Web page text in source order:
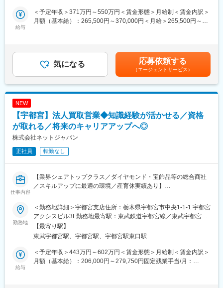
営の計画化や業務分担の見直しで抑制を図ります。研修や外部研
修費用の全額負担があり、管理職として学び直せます。
創業60年超の安定基盤を持ち、自動車電装分野で地域の車社会を
支えています。電装品の診断・修理・取付に加え、EV充電器や電
子化車両への対応も進めています。この会社ならではの魅力は、
現場技術と事業戦略の両方をマネジメントできることです。安定
活をより豊かにするトータルサポートを行うポジションです。
・未経験の方も歓迎！充実した研修制度あり
【選考会の概要】
・形式： Web開催（事前に企業セミナー動画をご視聴いただきま
す）
【開催日時】
8/6 (木) 17:00～20:00
8/13 (木) 17:00～20:00
8/18 (火) 17:00～20:00
8/20 (木) 17:00～20:00
※ご応募時、参加可能日時をお知らせください。
・新規契約・機種変更の受付および提案
・料金プラン、楽天ポイント活用、楽天カード、各種サービスの
案内
・スマホの初期設定・データ移行サポート
◇店舗運営
・店舗での電話応対
給与
＜予定年収＞371万円～550万円＜賃金形態＞月給制＜賃金内訳＞
月額（基本給）：265,500円～370,000円＜月給＞265,500円～
ます。月給(月額)は固定手当を含めた表記です。
気になる 応募依頼する
（エージェントサービス）
NEW
【宇都宮】法人買取営業◆知識経験が活かせる／資格
が取れる／将来のキャリアアップへ◎
株式会社ネットジャパン
正社員 転勤なし
仕事内容
【業界シェアトップクラス／ダイヤモンド・宝飾品等の総合商社
／スキルアップに最適の環境／産育休実績あり】
■業務内容：
貴金属・ダイヤモンド・宝飾品・ブランド時計・ブランドバッグ
などの買取営業をお任せします。
配属は外回り営業となりますが、最初の約1年間は店頭にて業務を
覚えていただき、ゆくゆくは外回り営業をしながら店頭営業業務
のフォローを行っていただく予定です。
勤務地
＜勤務地詳細＞宇都宮支店住所：栃木県宇都宮市中央1-1-1 宇都宮
アクシスビル3F勤務地最寄駅：東武鉄道宇都宮線／東武宇都宮駅
受動喫煙対策：屋内全面禁煙変更の範囲：会社の定める事業所
【最寄り駅】
東武宇都宮駅、宇都宮駅、宇都宮駅東口駅
給与
＜予定年収＞443万円～602万円＜賃金形態＞月給制＜賃金内訳＞
月額（基本給）：206,000円～279,750円固定残業手当/月：